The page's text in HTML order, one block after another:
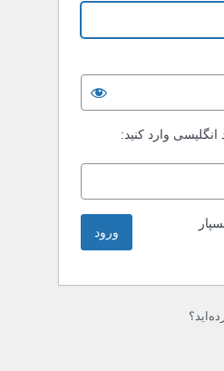
وارد کنید: